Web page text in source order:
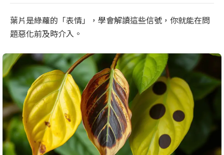
葉片是綠蘿的「表情」，學會解讀這些信號，你就能在問
題惡化前及時介入。